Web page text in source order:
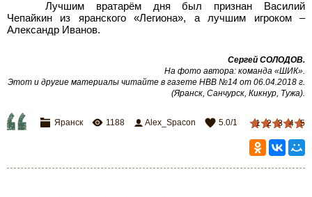
Лучшим вратарём дня был признан Василий
Чепайкин из яранского «Легиона», а лучшим игроком –
Александр Иванов.
Сергей СОЛОДОВ.
На фото автора: команда «ШИК».
Этот и другие материалы читайте в газете НВВ №14 от 06.04.2018 г.
(Яранск, Санчурск, Кикнур, Тужа).
1 2 3 4 5
Яранск 1188 Alex_Spacon 5.0/1